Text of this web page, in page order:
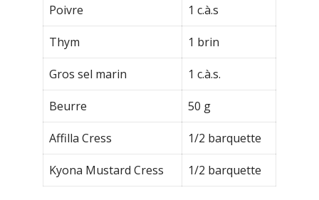
Poivre 1 c.à.s
Thym 1 brin
Gros sel marin 1 c.à.s.
Beurre 50 g
Affilla Cress 1/2 barquette
Kyona Mustard Cress 1/2 barquette